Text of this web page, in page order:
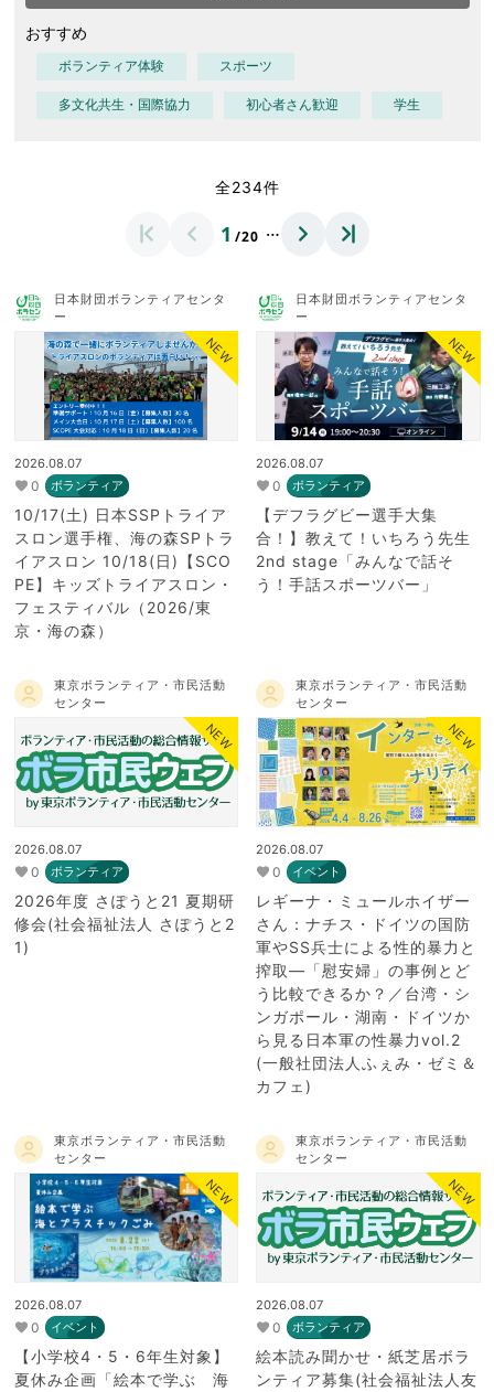
おすすめ
ボランティア体験 スポーツ
多文化共生・国際協力 初心者さん歓迎 学生
全234件
1 /20 …
日本財団ボランティアセンタ
ー
NEW
2026.08.07
0 ボランティア
10/17(土) 日本SSPトライア
スロン選手権、海の森SPトラ
イアスロン 10/18(日)【SCO
PE】キッズトライアスロン・
フェスティバル（2026/東
京・海の森）
日本財団ボランティアセンタ
ー
NEW
2026.08.07
0 ボランティア
【デフラグビー選手大集
合！】教えて！いちろう先生
2nd stage「みんなで話そ
う！手話スポーツバー」
東京ボランティア・市民活動
センター
NEW
2026.08.07
0 ボランティア
2026年度 さぽうと21 夏期研
修会(社会福祉法人 さぽうと2
1)
東京ボランティア・市民活動
センター
NEW
2026.08.07
0 イベント
レギーナ・ミュールホイザー
さん：ナチス・ドイツの国防
軍やSS兵士による性的暴力と
搾取―「慰安婦」の事例とど
う比較できるか？／台湾・シ
ンガポール・湖南・ドイツか
ら見る日本軍の性暴力vol.2
(一般社団法人ふぇみ・ゼミ＆
カフェ)
東京ボランティア・市民活動
センター
NEW
2026.08.07
0 イベント
【小学校4・5・6年生対象】
夏休み企画「絵本で学ぶ 海
東京ボランティア・市民活動
センター
NEW
2026.08.07
0 ボランティア
絵本読み聞かせ・紙芝居ボラ
ンティア募集(社会福祉法人友